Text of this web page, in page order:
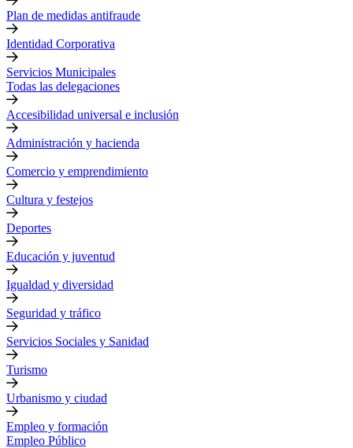
Plan de medidas antifraude
Identidad Corporativa
Servicios Municipales
Todas las delegaciones
Accesibilidad universal e inclusión
Administración y hacienda
Comercio y emprendimiento
Cultura y festejos
Deportes
Educación y juventud
Igualdad y diversidad
Seguridad y tráfico
Servicios Sociales y Sanidad
Turismo
Urbanismo y ciudad
Empleo y formación
Empleo Público